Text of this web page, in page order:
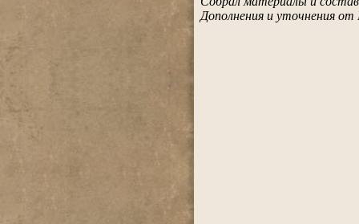
Дополнения и уточнения от